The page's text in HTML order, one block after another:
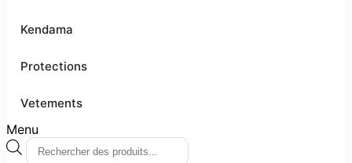
Kendama
Protections
Vetements
Menu
Recherche
de